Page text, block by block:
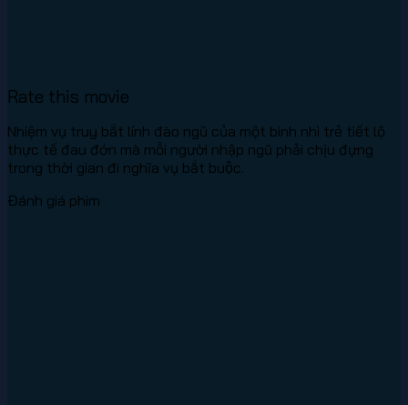
Rate this movie
Nhiệm vụ truy bắt lính đào ngũ của một binh nhì trẻ tiết lộ
thực tế đau đớn mà mỗi người nhập ngũ phải chịu đựng
trong thời gian đi nghĩa vụ bắt buộc.
Đánh giá phim